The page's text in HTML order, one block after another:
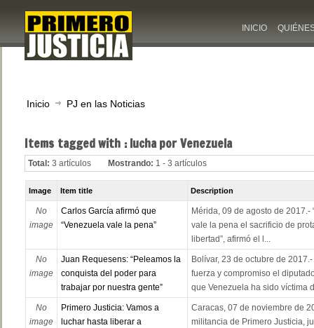
INICIO
Inicio PJ en las Noticias
Items tagged with : lucha por Venezuela
Total: 3 artículos Mostrando: 1 - 3 artículos
Image Item title Description
No
image
Carlos García afirmó que
“Venezuela vale la pena”
Mérida, 09 de agosto de 2017.-
vale la pena el sacrificio de
libertad”, afirmó el l...
No
image
Juan Requesens: “Peleamos la
conquista del poder para
trabajar por nuestra gente”
Bolívar, 23 de octubre de
fuerza y compromiso el
que Venezuela ha sido víctima
No
image
Primero Justicia: Vamos a
luchar hasta liberar a
Caracas, 07 de noviembre de
militancia de Primero Justicia,